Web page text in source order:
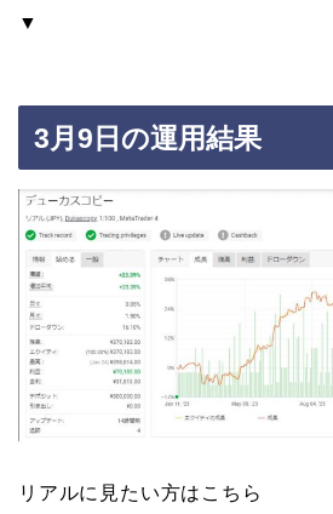
▼
3月9日の運用結果
リアルに見たい方はこちら